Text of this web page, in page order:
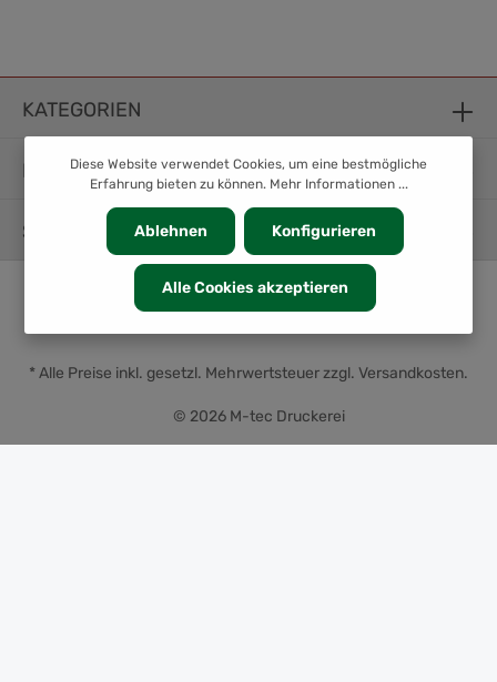
KATEGORIEN
INFORMATION
SERVICE
© 2026 M-tec Druckerei
* Alle Preise inkl. gesetzl. Mehrwertsteuer zzgl. Versandkosten.
Diese Website verwendet Cookies, um eine bestmögliche
Erfahrung bieten zu können. Mehr Informationen ...
Ablehnen Konfigurieren
Alle Cookies akzeptieren